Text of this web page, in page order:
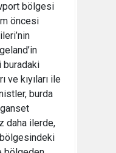
bölgesi
öncesi
buradaki
ve kıyıları ile
burda
daha ilerde,